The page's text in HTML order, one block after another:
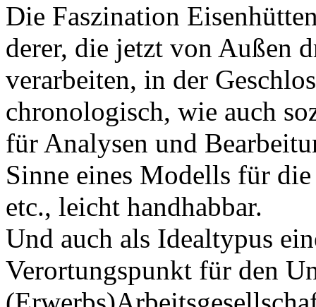
Die Faszination
derer, die jetzt von Außen
verarbeiten, in der
chronologisch, wie auch
für Analysen und
Sinne eines Modells für
etc., leicht handhabbar.
Und auch als Idealtypus
Verortungspunkt für den